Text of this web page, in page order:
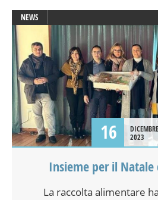
NEWS
16
DICEMBRE
2023
Insieme per il
La raccolta alimentare